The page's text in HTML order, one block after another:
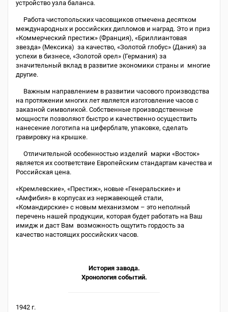
устройство узла баланса.
Работа чистопольских часовщиков отмечена десятком
международных и российских дипломов и наград. Это и приз
«Коммерческий престиж» (Франция), «Бриллиантовая
звезда» (Мексика) за качество, «Золотой глобус» (Дания) за
успехи в бизнесе, «Золотой орел» (Германия) за
значительный вклад в развитие экономики страны и многие
другие.
Важным направлением в развитии часового производства
на протяжении многих лет является изготовление часов с
заказной символикой. Собственные производственные
мощности позволяют быстро и качественно осуществить
нанесение логотипа на циферблате, упаковке, сделать
гравировку на крышке.
Отличительной особенностью изделий марки «Восток»
является их соответствие Европейским стандартам качества и
Российская цена.
«Кремлевские», «Престиж», новые «Генеральские» и
«Амфибия» в корпусах из нержавеющей стали,
«Командирские» с новым механизмом – это неполный
перечень нашей продукции, которая будет работать на Ваш
имидж и даст Вам возможность ощутить гордость за
качество настоящих российских часов.
История завода.
Хронология событий.
1942 г.